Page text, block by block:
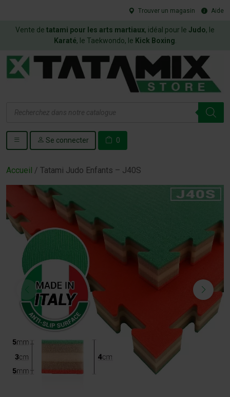
Trouver un magasin Aide
Vente de tatami pour les arts martiaux, idéal pour le Judo, le
Karaté, le Taekwondo, le Kick Boxing
de
Se connecter 0
Accueil / Tatami Judo Enfants – J40S